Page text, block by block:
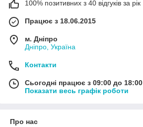
100% позитивних з 40 відгуків за рік
Працює з 18.06.2015
м. Дніпро
Дніпро, Україна
Контакти
Сьогодні працює з 09:00 до 18:00
Показати весь графік роботи
Про нас